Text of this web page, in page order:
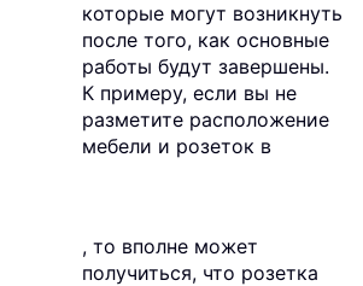
которые могут возникнуть
после того, как основные
работы будут завершены.
К примеру, если вы не
разметите расположение
мебели и розеток в
, то вполне может
получиться, что розетка